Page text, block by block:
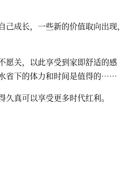
成长，一些新的价值取向出现，
愿关，以此享受到家即舒适的感
省下的体力和时间是值得的……
真可以享受更多时代红利。